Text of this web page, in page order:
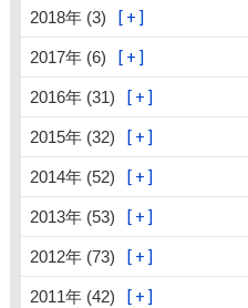
2018年 (3)
2017年 (6)
2016年 (31)
2015年 (32)
2014年 (52)
2013年 (53)
2012年 (73)
2011年 (42)